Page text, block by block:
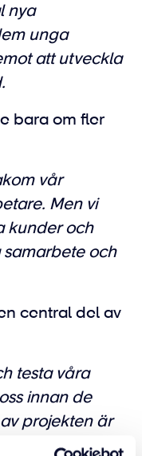
nya
unga
att utveckla
bara om fler
vår
Men vi
kunder och
och
central del av
testa våra
innan de
projekten är
tillgången till